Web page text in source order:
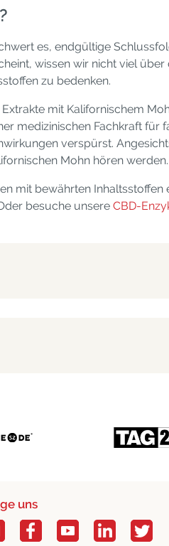
es, endgültige
wissen wir nicht viel
zu bedenken.
mit Kalifornischem
medizinischen Fachkraft
verspürst.
Mohn hören werden.
mit bewährten
besuche unsere CBD-
uns